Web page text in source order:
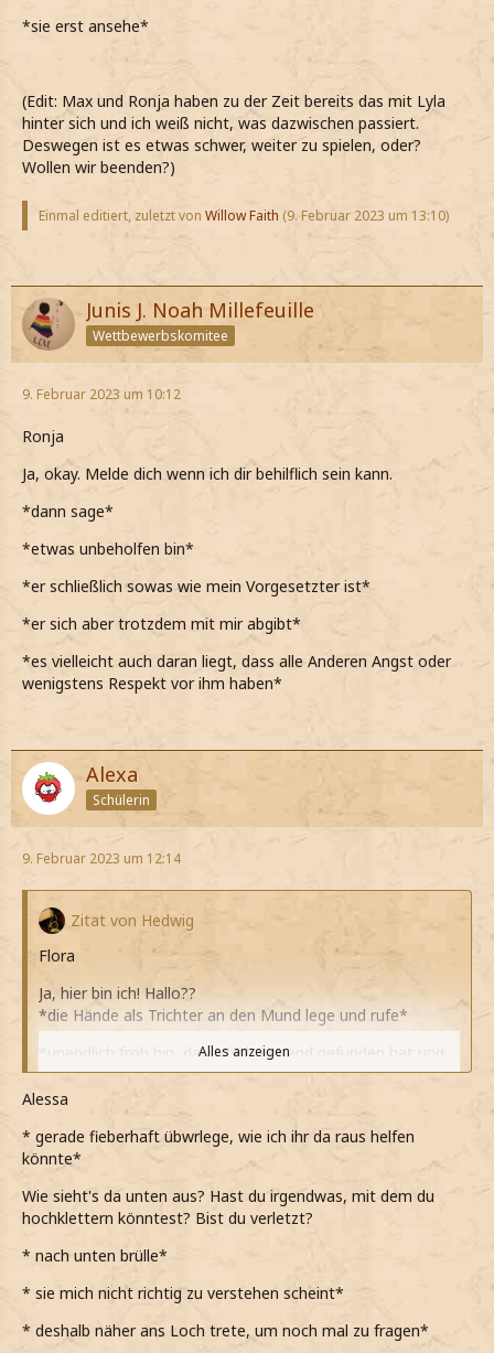
*sie erst ansehe*
(Edit: Max und Ronja haben zu der Zeit bereits das mit Lyla
hinter sich und ich weiß nicht, was dazwischen passiert.
Deswegen ist es etwas schwer, weiter zu spielen, oder?
Wollen wir beenden?)
Einmal editiert, zuletzt von Willow Faith (9. Februar 2023 um 13:10)
Junis J. Noah Millefeuille
Wettbewerbskomitee
9. Februar 2023 um 10:12
Ronja
Ja, okay. Melde dich wenn ich dir behilflich sein kann.
*dann sage*
*etwas unbeholfen bin*
*er schließlich sowas wie mein Vorgesetzter ist*
*er sich aber trotzdem mit mir abgibt*
*es vielleicht auch daran liegt, dass alle Anderen Angst oder
wenigstens Respekt vor ihm haben*
Alexa
Schülerin
9. Februar 2023 um 12:14
Zitat von Hedwig
Flora
Ja, hier bin ich! Hallo??
*die Hände als Trichter an den Mund lege und rufe*
*unendlich froh bin, dass mich jemand gefunden hat und
ich doch nicht in diesem elenden Loch verrotten muss*
*die Person am Schacht etwas murmelt, das nicht
verstehe, aber gleich darauf Licht die Höhle durchflutet*
*mich umsehe und staune, als sehe, wie riesig der Raum
ist*
habe, als mein Blick darauf fällt*
Eine Venemosa Tentacula...
*vor mir hinmurmle, während das riesige Gewächs an den
Alles anzeigen
Alessa
* gerade fieberhaft übwrlege, wie ich ihr da raus helfen
könnte*
Wie sieht's da unten aus? Hast du irgendwas, mit dem du
hochklettern könntest? Bist du verletzt?
* nach unten brülle*
* sie mich nicht richtig zu verstehen scheint*
* deshalb näher ans Loch trete, um noch mal zu fragen*